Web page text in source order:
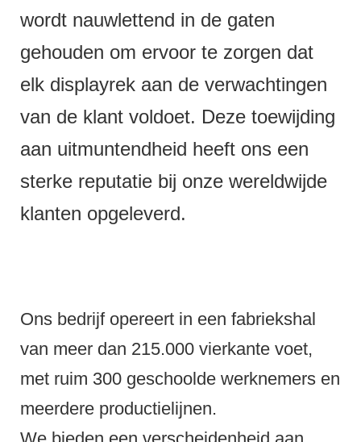
wordt nauwlettend in de gaten
gehouden om ervoor te zorgen dat
elk displayrek aan de verwachtingen
van de klant voldoet. Deze toewijding
aan uitmuntendheid heeft ons een
sterke reputatie bij onze wereldwijde
klanten opgeleverd.
Ons bedrijf opereert in een fabriekshal
van meer dan 215.000 vierkante voet,
met ruim 300 geschoolde werknemers en
meerdere productielijnen.